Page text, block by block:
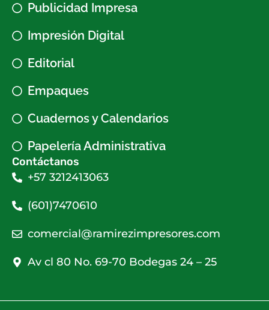
Publicidad Impresa
Impresión Digital
Editorial
Empaques
Cuadernos y Calendarios
Papelería Administrativa
Contáctanos
+57 3212413063
(601)7470610
comercial@ramirezimpresores.com
Av cl 80 No. 69-70 Bodegas 24 – 25